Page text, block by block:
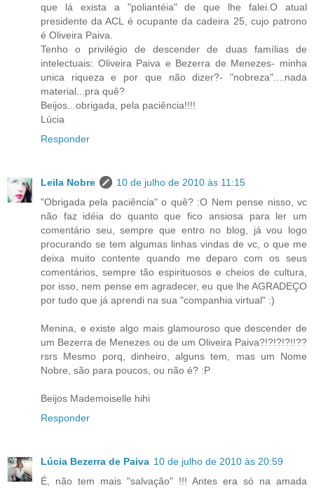
que lá exista a "poliantéia" de que lhe falei.O atual
presidente da ACL é ocupante da cadeira 25, cujo patrono
é Oliveira Paiva.
Tenho o privilégio de descender de duas famílias de
intelectuais: Oliveira Paiva e Bezerra de Menezes- minha
unica riqueza e por que não dizer?- "nobreza"....nada
material...pra quê?
Beijos...obrigada, pela paciência!!!!
Lúcia
Responder
Leila Nobre
10 de julho de 2010 às 11:15
"Obrigada pela paciência" o quê? :O Nem pense nisso, vc
não faz idéia do quanto que fico ansiosa para ler um
comentário seu, sempre que entro no blog, já vou logo
procurando se tem algumas linhas vindas de vc, o que me
deixa muito contente quando me deparo com os seus
comentários, sempre tão espirituosos e cheios de cultura,
por isso, nem pense em agradecer, eu que lhe AGRADEÇO
por tudo que já aprendi na sua "companhia virtual" :)
Menina, e existe algo mais glamouroso que descender de
um Bezerra de Menezes ou de um Oliveira Paiva?!?!?!?!!??
rsrs Mesmo porq, dinheiro, alguns tem, mas um Nome
Nobre, são para poucos, ou não é? :P
Beijos Mademoiselle hihi
Responder
Lúcia Bezerra de Paiva 10 de julho de 2010 às 20:59
É, não tem mais "salvação" !!! Antes era só na amada